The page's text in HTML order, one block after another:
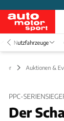
Nutzfahrzeuge
Auktionen &
PPC-
Der